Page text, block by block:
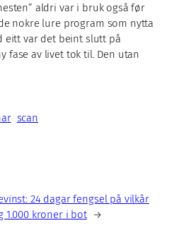
aldri var i bruk også før
nokre lure program som nytta
eitt var det beint slutt på
fase av livet tok til. Den utan
scan
24 dagar fengsel på vilkår
1.000 kroner i bot →